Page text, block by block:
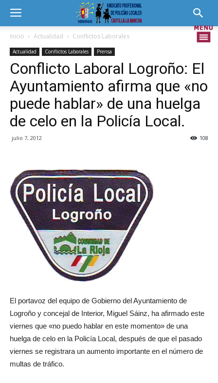
Inicio Actualidad Conflictos Laborales
Actualidad Conflictos Laborales Prensa
Conflicto Laboral Logroño: El
Ayuntamiento afirma que «no
puede hablar» de una huelga
de celo en la Policía Local.
julio 7, 2012 108
El portavoz del equipo de Gobierno del Ayuntamiento de
Logroño y concejal de Interior, Miguel Sáinz, ha afirmado este
viernes que «no puedo hablar en este momento» de una
huelga de celo en la Policía Local, después de que el pasado
viernes se registrara un aumento importante en el número de
multas de tráfico.